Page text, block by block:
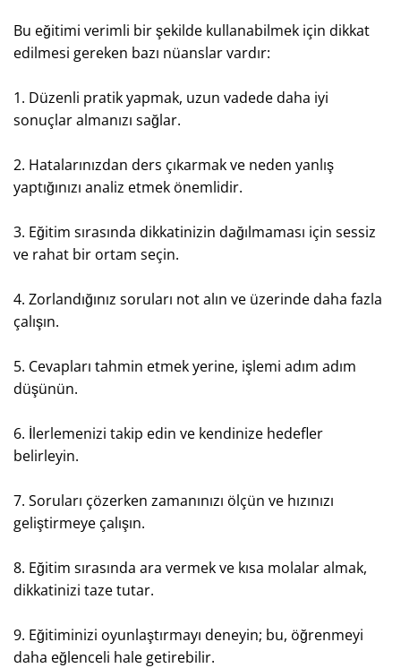
Bu eğitimi verimli bir şekilde kullanabilmek için dikkat
edilmesi gereken bazı nüanslar vardır:
1. Düzenli pratik yapmak, uzun vadede daha iyi
sonuçlar almanızı sağlar.
2. Hatalarınızdan ders çıkarmak ve neden yanlış
yaptığınızı analiz etmek önemlidir.
3. Eğitim sırasında dikkatinizin dağılmaması için sessiz
ve rahat bir ortam seçin.
4. Zorlandığınız soruları not alın ve üzerinde daha fazla
çalışın.
5. Cevapları tahmin etmek yerine, işlemi adım adım
düşünün.
6. İlerlemenizi takip edin ve kendinize hedefler
belirleyin.
7. Soruları çözerken zamanınızı ölçün ve hızınızı
geliştirmeye çalışın.
8. Eğitim sırasında ara vermek ve kısa molalar almak,
dikkatinizi taze tutar.
9. Eğitiminizi oyunlaştırmayı deneyin; bu, öğrenmeyi
daha eğlenceli hale getirebilir.